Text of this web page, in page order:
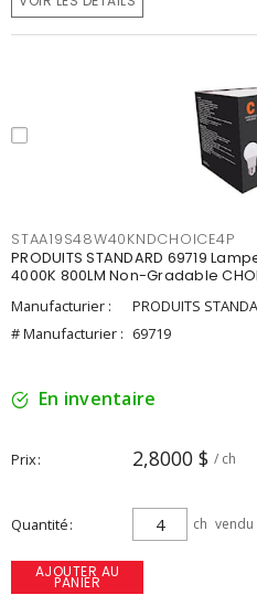
STAA19S48W40KNDCHOICE4P
PRODUITS STANDARD 69719
4000K 800LM Non-Gradable
Manufacturier :
PRODUITS
# Manufacturier : 69719
En inventaire
Prix 2,8000 $ / ch
Quantité ch
AJOUTER AU
PANIER